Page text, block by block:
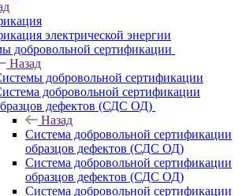
электрической энергии
добровольной сертификации
Назад
добровольной сертификации
добровольной сертификации
дефектов (СДС ОД)
Назад
Система добровольной сертификации
образцов дефектов (СДС ОД)
Система добровольной сертификации
образцов дефектов (СДС ОД)
Система добровольной сертификации